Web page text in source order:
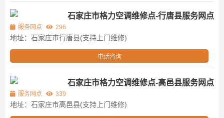
石家庄市格力空调维修点-行唐县服务网点
服务网点 296
地址：石家庄市行唐县(支持上门维修)
电话咨询
石家庄市格力空调维修点-高邑县服务网点
服务网点 339
地址：石家庄市高邑县(支持上门维修)